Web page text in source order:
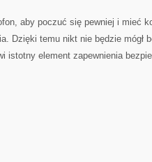
aby poczuć⁣ się pewniej i mieć
Dzięki ⁣temu nikt ⁣nie będzie mógł
istotny element ⁤zapewnienia